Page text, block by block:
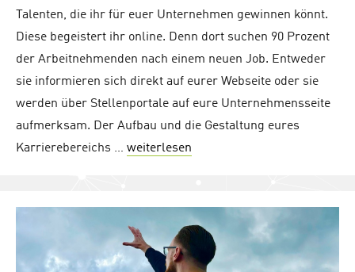
Talenten, die ihr für euer Unternehmen gewinnen könnt.
Diese begeistert ihr online. Denn dort suchen 90 Prozent
der Arbeitnehmenden nach einem neuen Job. Entweder
sie informieren sich direkt auf eurer Webseite oder sie
werden über Stellenportale auf eure Unternehmensseite
aufmerksam. Der Aufbau und die Gestaltung eures
Karrierebereichs … weiterlesen